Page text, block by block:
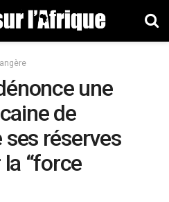
une
de
ses réserves
“force